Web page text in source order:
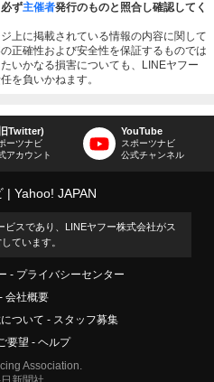
ず主催者発行のものと照合し確認してく
上に掲載されている情報の内容に関して
正確性および安全性を保証するものでは
いかなる損害についても、LINEヤフー
を負いかねます。
Twitter)
ーツナビ
アカウント
YouTube
スポーツナビ
公式チャンネル
Yahoo! JAPAN
ビスであり、LINEヤフー株式会社がス
ています。
プライバシーセンター
会社概要
ついて
スタッフ募集
要望
ヘルプ
Association.